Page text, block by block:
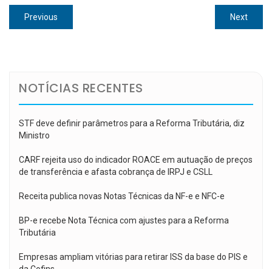
Navegação
de
Previous
post:
NextNext
post:
NOTÍCIAS RECENTES
STF deve definir parâmetros para a Reforma Tributária, diz
Ministro
CARF rejeita uso do indicador ROACE em autuação de preços
de transferência e afasta cobrança de IRPJ e CSLL
Receita publica novas Notas Técnicas da NF-e e NFC-e
BP-e recebe Nota Técnica com ajustes para a Reforma
Tributária
Empresas ampliam vitórias para retirar ISS da base do PIS e